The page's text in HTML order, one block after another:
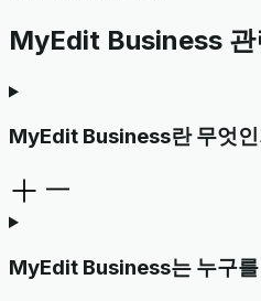
MyEdit Business 관
MyEdit Business란 무엇
MyEdit Business는 누구